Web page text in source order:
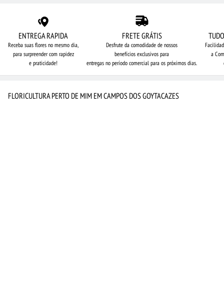
ENTREGA RAPIDA
Receba suas flores no mesmo dia,
para surpreender com rapidez
e praticidade!
FRETE GRÁTIS
Desfrute da comodidade de nossos
benefícios exclusivos para
entregas no período comercial para os próximos dias.
a
FLORICULTURA PERTO DE MIM EM CAMPOS DOS GOYTACAZES